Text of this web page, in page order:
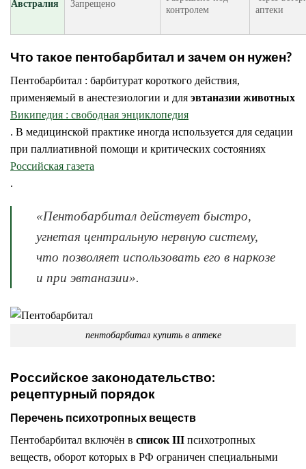
Австралия Запрещено
контролем
аптеки
Что такое пентобарбитал и зачем он нужен?
Пентобарбитал : барбитурат короткого действия,
применяемый в анестезиологии и для эвтаназии животных
Википедия : свободная энциклопедия
. В медицинской практике иногда используется для седации
при паллиативной помощи и критических состояниях
Российская газета
.
«Пентобарбитал действует быстро,
угнетая центральную нервную систему,
что позволяет использовать его в наркозе
и при эвтаназии».
пентобарбитал купить в аптеке
Российское законодательство:
рецептурный порядок
Перечень психотропных веществ
Пентобарбитал включён в список III психотропных
веществ, оборот которых в РФ ограничен специальными